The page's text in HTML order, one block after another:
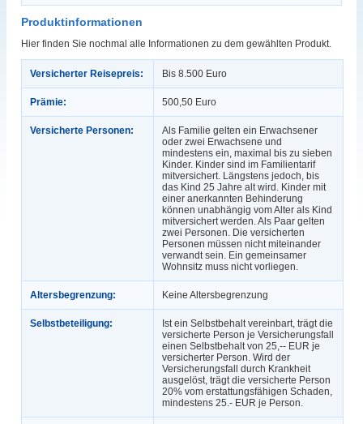
Produktinformationen
Hier finden Sie nochmal alle Informationen zu dem gewählten Produkt.
Versicherter Reisepreis: Bis 8.500 Euro
Prämie: 500,50 Euro
Versicherte Personen:
Als Familie gelten ein Erwachsener
oder zwei Erwachsene und
mindestens ein, maximal bis zu sieben
Kinder. Kinder sind im Familientarif
mitversichert. Längstens jedoch, bis
das Kind 25 Jahre alt wird. Kinder mit
einer anerkannten Behinderung
können unabhängig vom Alter als Kind
mitversichert werden. Als Paar gelten
zwei Personen. Die versicherten
Personen müssen nicht miteinander
verwandt sein. Ein gemeinsamer
Wohnsitz muss nicht vorliegen.
Altersbegrenzung: Keine Altersbegrenzung
Selbstbeteiligung:
Ist ein Selbstbehalt vereinbart, trägt die
versicherte Person je Versicherungsfall
einen Selbstbehalt von 25,-- EUR je
versicherter Person. Wird der
Versicherungsfall durch Krankheit
ausgelöst, trägt die versicherte Person
20% vom erstattungsfähigen Schaden,
mindestens 25.- EUR je Person.